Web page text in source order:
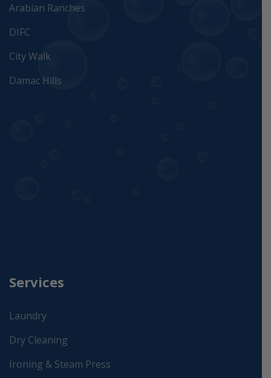
Arabian Ranches
DIFC
City Walk
Damac Hills
Services
Laundry
Dry Cleaning
Ironing & Steam Press